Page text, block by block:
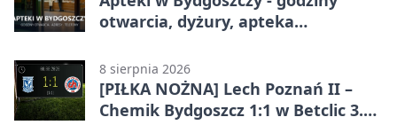
otwarcia, dyżury, apteka
8 sierpnia 2026
[PIŁKA NOŻNA] Lech Poznań II –
Chemik Bydgoszcz 1:1 w Betclic 3.